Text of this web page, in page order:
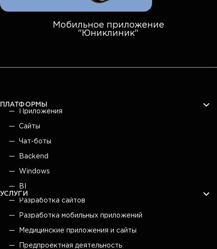
Мобильное приложение
"Юниклиник"
ПЛАТФОРМЫ
Приложения
Сайты
Чат-боты
Backend
Windows
BI
УСЛУГИ
Разработка сайтов
Разработка мобильных приложений
Медицинские приложения и сайты
Предпроектная деятельность